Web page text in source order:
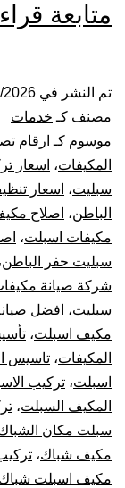
متابعة
تم النشر في 2026
مصنف كـ خدمات
موسوم كـ ارقام
المكيفات، اسعار
سبليت، اسعار
الباطن، اصلاح
مكيفات اسبلت،
سبليت حفر الباطن
شركة صيانة
سبليت، افضل
مكيف اسبلت،
المكيفات، تاسيس
اسبلت، تركيب
المكيف السبلت،
سبلت مكان
مكيف شباك،
مكيف اسبلت شباك